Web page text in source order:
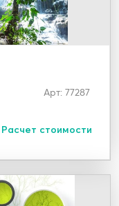
Арт: 77287
Расчет стоимости